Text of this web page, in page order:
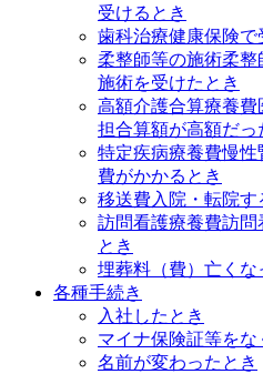
受けるとき
歯科治療健康保険で
柔整師等の施術柔整
施術を受けたとき
高額介護合算療養費
担合算額が高額だっ
特定疾病療養費慢性
費がかかるとき
移送費入院・転院
訪問看護療養費訪問
とき
埋葬料（費） 亡くな
各種手続き
入社したとき
マイナ保険証等をな
名前が変わったとき